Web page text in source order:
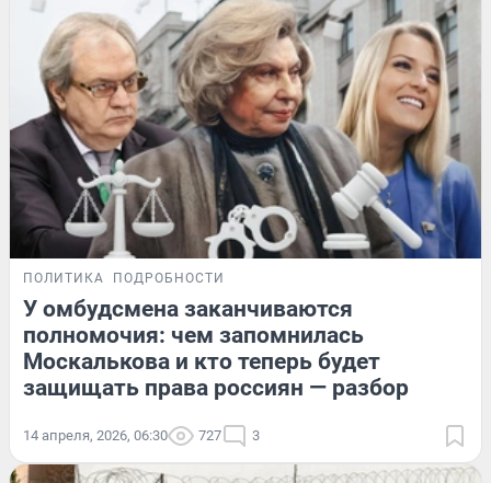
ПОЛИТИКА ПОДРОБНОСТИ
У омбудсмена заканчиваются
полномочия: чем запомнилась
Москалькова и кто теперь будет
защищать права россиян — разбор
14 апреля, 2026, 06:30 727 3